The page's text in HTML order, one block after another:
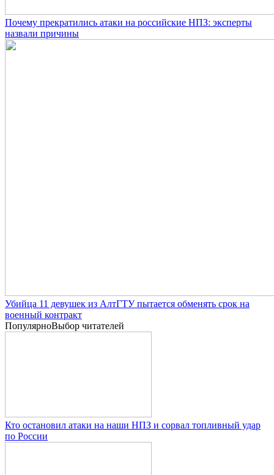
Почему прекратились атаки на российские НПЗ: эксперты
назвали причины
Убийца 11 девушек из АлтГТУ пытается обменять срок на
военный контракт
ПопулярноВыбор читателей
Кто остановил атаки на наши НПЗ и сорвал топливный удар
по России